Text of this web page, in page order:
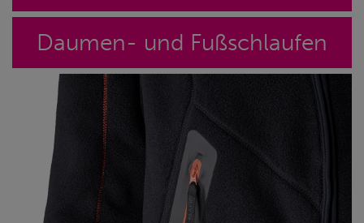
Daumen- und Fußschlaufen